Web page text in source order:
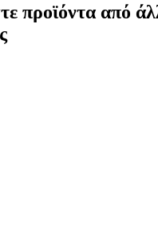
προϊόντα από